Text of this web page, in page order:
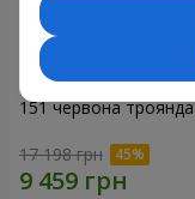
151 червона троянда
17 198 грн